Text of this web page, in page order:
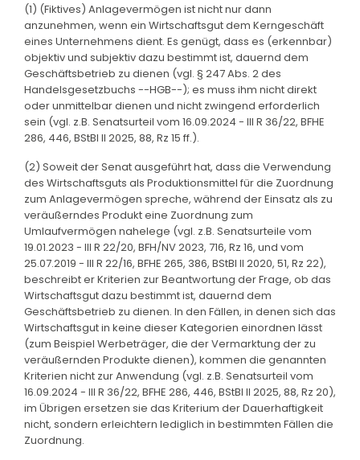
(1) (Fiktives) Anlagevermögen ist nicht nur dann
anzunehmen, wenn ein Wirtschaftsgut dem Kerngeschäft
eines Unternehmens dient. Es genügt, dass es (erkennbar)
objektiv und subjektiv dazu bestimmt ist, dauernd dem
Geschäftsbetrieb zu dienen (vgl. § 247 Abs. 2 des
Handelsgesetzbuchs --HGB--); es muss ihm nicht direkt
oder unmittelbar dienen und nicht zwingend erforderlich
sein (vgl. z.B. Senatsurteil vom 16.09.2024 - III R 36/22, BFHE
286, 446, BStBl II 2025, 88, Rz 15 ff.).
(2) Soweit der Senat ausgeführt hat, dass die Verwendung
des Wirtschaftsguts als Produktionsmittel für die Zuordnung
zum Anlagevermögen spreche, während der Einsatz als zu
veräußerndes Produkt eine Zuordnung zum
Umlaufvermögen nahelege (vgl. z.B. Senatsurteile vom
19.01.2023 - III R 22/20, BFH/NV 2023, 716, Rz 16, und vom
25.07.2019 - III R 22/16, BFHE 265, 386, BStBl II 2020, 51, Rz 22),
beschreibt er Kriterien zur Beantwortung der Frage, ob das
Wirtschaftsgut dazu bestimmt ist, dauernd dem
Geschäftsbetrieb zu dienen. In den Fällen, in denen sich das
Wirtschaftsgut in keine dieser Kategorien einordnen lässt
(zum Beispiel Werbeträger, die der Vermarktung der zu
veräußernden Produkte dienen), kommen die genannten
Kriterien nicht zur Anwendung (vgl. z.B. Senatsurteil vom
16.09.2024 - III R 36/22, BFHE 286, 446, BStBl II 2025, 88, Rz 20),
im Übrigen ersetzen sie das Kriterium der Dauerhaftigkeit
nicht, sondern erleichtern lediglich in bestimmten Fällen die
Zuordnung.